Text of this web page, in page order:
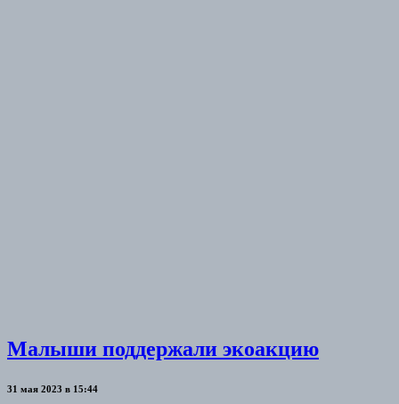
Малыши поддержали экоакцию
31 мая 2023 в 15:44